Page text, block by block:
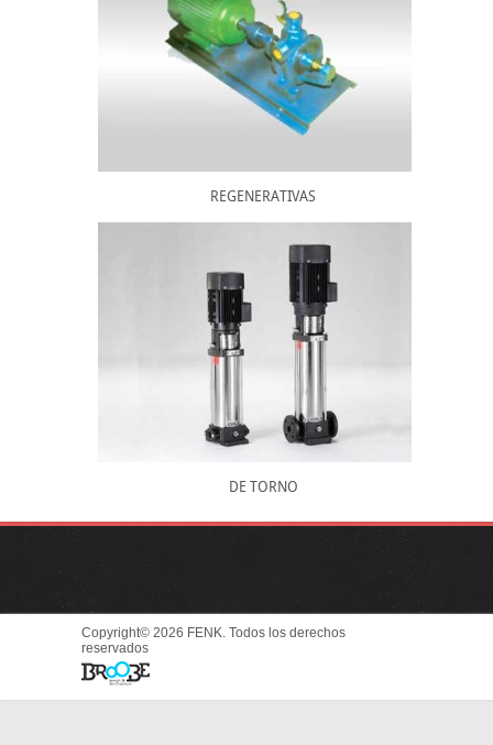
REGENERATIVAS
DE TORNO
Copyright© 2026 FENK. Todos los derechos
reservados